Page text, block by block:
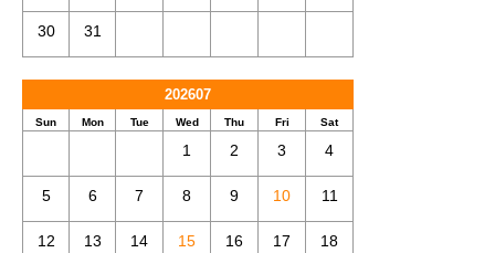
30 31
202607
Sun Mon Tue Wed Thu Fri Sat
1 2 3 4
5 6 7 8 9 10 11
12 13 14 15 16 17 18